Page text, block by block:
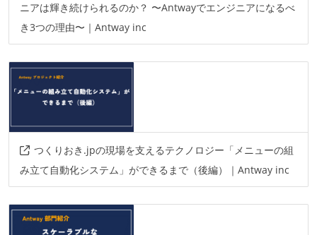
ニアは輝き続けられるのか？ 〜Antwayでエンジニアになるべ
き3つの理由〜｜Antway inc
つくりおき.jpの現場を支えるテクノロジー「メニューの組
み立て自動化システム」ができるまで（後編）｜Antway inc